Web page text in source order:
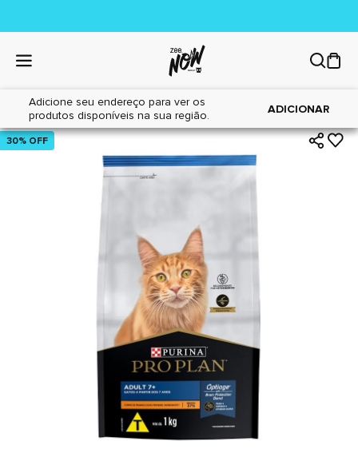
Adicione seu endereço para ver os
produtos disponíveis na sua região.
ADICIONAR
Home|Gatos|Alimentos
30% OFF